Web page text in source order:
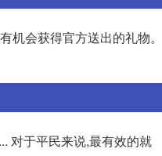
会获得官方送出的礼物。
对于平民来说,最有效的就